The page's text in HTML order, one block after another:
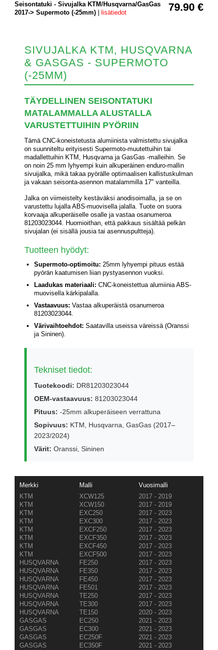
79.90 €
Seisontatuki - Sivujalka KTM/Husqvarna/GasGas
2017-> Supermoto (-25mm)
lisätiedot
SIVUJALKA KTM, HUSQVARNA
& GASGAS - SUPERMOTO
(-25MM)
TÄYDELLINEN SEISONTATUKI
MATALAMMALLA ALUSTALLA
VARUSTETTUIHIN PYÖRIIN
Tämä CNC-koneistetusta alumiinista valmistettu sivujalka
on suunniteltu erityisesti Supermoto-muutettuihin tai
madallettuihin KTM, Husqvarna ja GasGas -malleihin. Se
on noin 25 mm lyhyempi kuin alkuperäinen enduro-mallin
sivuijalka, mikä takaa pyörälle optimaalisen kallistuskulman
ja vakaan seisonta-asennon matalammilla 17" vanteilla.
Jalka on viimeistelty kestäväksi anodisoimalla, ja se on
varustettu lujalla ABS-muovisella jalalla. Tuote on suora
korvaaja alkuperäiselle osalle ja vastaa osanumeroa
81203023044. Huomioithan, että pakkaus sisältää pelkän
sivujalan (ei sisällä jousia tai asennuspultteja).
Tuotteen hyödyt:
Supermoto-optimoitu: 25mm lyhyempi pituus estää
pyörän kaatumisen liian pystyasennon vuoksi.
Laadukas materiaali: CNC-koneistettua alumiinia ABS-
muovisella kärkipalalla.
Vastaavuus: Vastaa alkuperäistä osanumeroa
81203023044.
Värivaihtoehdot: Saatavilla useissa väreissä (Oranssi
ja Sininen).
Tekniset tiedot:
Tuotekoodi: DR81203023044
OEM-vastaavuus: 81203023044
Pituus: -25mm alkuperäiseen verrattuna
Sopivuus: KTM, Husqvarna, GasGas (2017–
2023/2024)
Värit: Oranssi, Sininen
Merkki Malli
Vuosimalli
KTM
XCW125
2017 - 2019
KTM
XCW150
2017 - 2019
KTM
EXC250
2017 - 2023
KTM
EXC300
2017 - 2023
KTM
EXCF250
2017 - 2023
KTM
EXCF350
2017 - 2023
KTM
EXCF450
2017 - 2023
KTM
EXCF500
2017 - 2023
HUSQVARNA
FE250
2017 - 2023
HUSQVARNA
FE350
2017 - 2023
HUSQVARNA
FE450
2017 - 2023
HUSQVARNA
FE501
2017 - 2023
HUSQVARNA
TE250
2017 - 2023
HUSQVARNA
TE300
2017 - 2023
HUSQVARNA
TE150
2020 - 2023
GASGAS
EC250
2021 - 2023
GASGAS
EC300
2021 - 2023
GASGAS
EC250F
2021 - 2023
GASGAS
EC350F 2021 - 2023